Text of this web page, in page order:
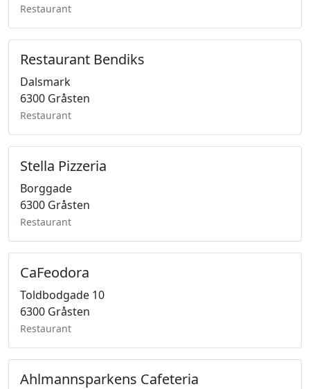
Restaurant
Restaurant Bendiks
Dalsmark
6300 Gråsten
Restaurant
Stella Pizzeria
Borggade
6300 Gråsten
Restaurant
CaFeodora
Toldbodgade 10
6300 Gråsten
Restaurant
Ahlmannsparkens Cafeteria